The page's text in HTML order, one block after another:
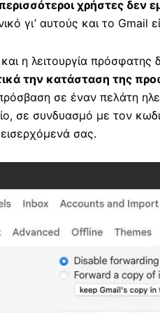
χρήστες δεν
γι’ αυτούς και το Gmail
η λειτουργία πρόσφατης
την κατάσταση της
σε έναν πελάτη
σε συνδυασμό με τον
σας.